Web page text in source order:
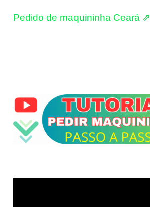
Pedido de maquininha Ceará ⇗